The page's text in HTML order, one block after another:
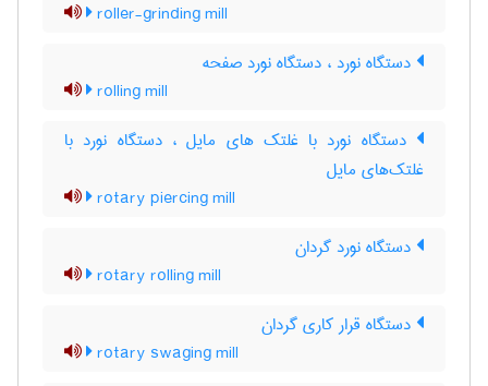
roller-grinding mill
دستگاه نورد ، دستگاه نورد صفحه
rolling mill
دستگاه نورد با غلتک های مایل ، دستگاه نورد با
غلتک‌های مایل
rotary piercing mill
دستگاه نورد گردان
rotary rolling mill
دستگاه قرار کاری گردان
rotary swaging mill